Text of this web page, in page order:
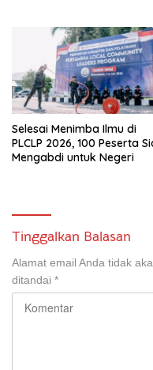
untuk Warga
Selesai Menimba Ilmu di
PLCLP 2026, 100 Peserta
Mengabdi untuk Negeri
Tinggalkan Balasan
Alamat email Anda tidak
ditandai *